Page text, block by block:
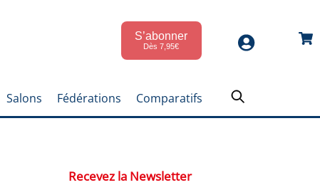
S’abonner
Dès 7,95€
Salons Fédérations Comparatifs
Recevez la Newsletter